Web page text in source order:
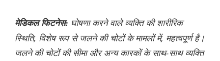
मेडिकल फिटनेस: घोषणा करने वाले व्यक्ति की शारीरिक
स्थिति, विशेष रूप से जलने की चोटों के मामलों में, महत्वपूर्ण है।
जलने की चोटों की सीमा और अन्य कारकों के साथ-साथ व्यक्ति